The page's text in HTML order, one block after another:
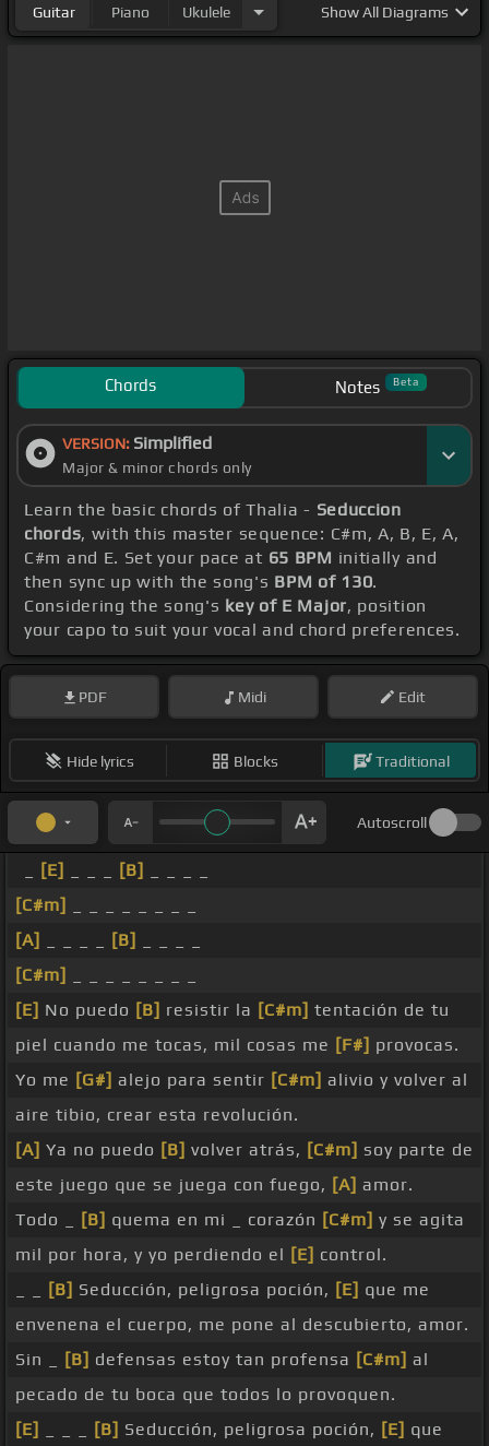
Guitar Piano Ukulele ShowAll Diagrams
Chords Notes Beta
VERSION: Simplified
Major & minor chords only
Learn the basic chords of Thalia - Seduccion
chords, with this master sequence: C#m, A, B, E, A,
C#m and E. Set your pace at 65 BPM initially and
then sync up with the song's BPM of 130.
Considering the song's key of E Major, position
your capo to suit your vocal and chord preferences.
PDF Midi Edit
Hide lyrics Blocks Traditional
Autoscroll
[E] [B]
[C#m]
[A]
[B]
[C#m]
[E] No puedo [B] resistir la [C#m] tentación de tu
piel cuando me tocas, mil cosas me [F#] provocas.
Yo me [G#] alejo para sentir [C#m] alivio y volver al
aire tibio, crear esta revolución.
[A] Ya no puedo [B] volver atrás, [C#m] soy parte de
este juego que se juega con fuego, [A] amor.
Todo _
[B] quema en mi _ corazón [C#m] y se agita
mil por hora, y yo perdiendo el [E] control.
[B] Seducción, peligrosa poción, [E] que me
envenena el cuerpo, me pone al descubierto, amor.
Sin _
[B] defensas estoy tan profensa [C#m] al
pecado de tu boca que todos lo provoquen.
[E]
[B] Seducción, peligrosa poción, [E] que